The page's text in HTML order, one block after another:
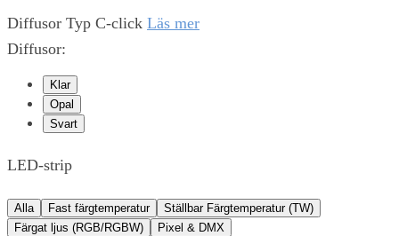
Diffusor Typ C-click Läs mer
Diffusor:
Klar
Opal
Svart
LED-strip
Alla Fast färgtemperatur
Ställbar Färgtemperatur (TW)
Färgat ljus (RGB/RGBW)
Pixel & DMX